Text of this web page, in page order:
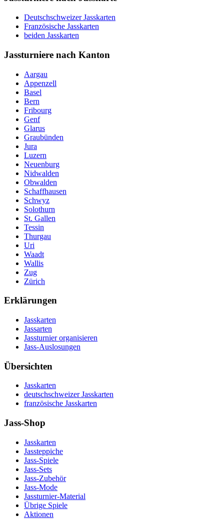
Deutschschweizer Jasskarten
Französische Jasskarten
beiden Jasskarten
Jassturniere nach Kanton
Aargau
Appenzell
Basel
Bern
Fribourg
Genf
Glarus
Graubünden
Jura
Luzern
Neuenburg
Nidwalden
Obwalden
Schaffhausen
Schwyz
Solothurn
St. Gallen
Tessin
Thurgau
Uri
Waadt
Wallis
Zug
Zürich
Erklärungen
Jasskarten
Jassarten
Jassturnier organisieren
Jass-Auslosungen
Übersichten
Jasskarten
deutschschweizer Jasskarten
französische Jasskarten
Jass-Shop
Jasskarten
Jassteppiche
Jass-Spiele
Jass-Sets
Jass-Zubehör
Jass-Mode
Jassturnier-Material
Übrige Spiele
Aktionen